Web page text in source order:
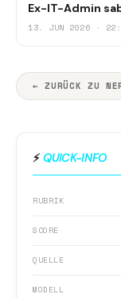
Ex-IT-Admin
13. JUN 2026 ·
← ZURÜCK ZU
⚡ QUICK-INFO
RUBRIK
SCORE
QUELLE
MODELL